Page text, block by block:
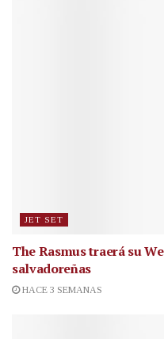
JET SET
The Rasmus traerá su
salvadoreñas
HACE 3 SEMANAS